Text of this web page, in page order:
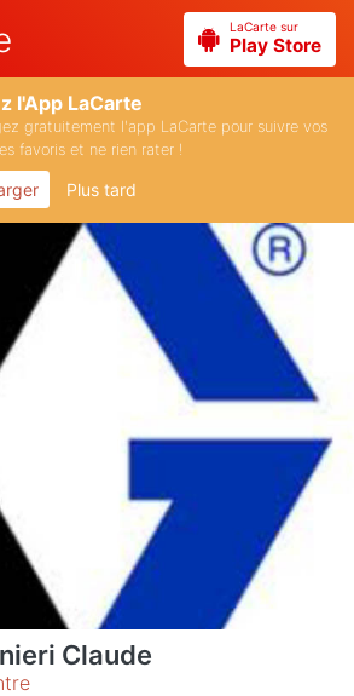
LaCarte sur
Play Store
l'App LaCarte
gratuitement l'app LaCarte pour suivre vos
favoris et ne rien rater !
Plus tard
Claude